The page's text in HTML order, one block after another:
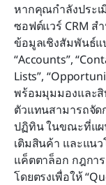
หากคุณกำลังประเ
ซอฟต์แวร์ CRM ส
ข้อมูลเชิงสัมพันธ์แ
“Accounts”,
Lists”,
พร้อมมุมมองและ
ตัวแทนสามารถจัด
ปฏิทิน ในขณะที่แผ
เติมสินค้า และแน
แค็ตตาล็อก กฎกา
โดยตรงเพื่อให้